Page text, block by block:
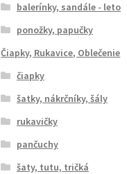
balerínky, sandále - leto
ponožky, papučky
Čiapky, Rukavice, Oblečenie
čiapky
šatky, nákrčníky, šály
rukavičky
pančuchy
šaty, tutu, tričká